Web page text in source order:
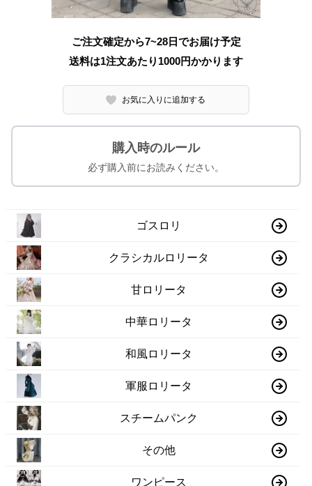
ご注文確定から7~28日でお届け予定
送料は1注文あたり 1000円かかります
お気に入りに追加する
購入時のルール
必ず購入前にお読みください。
ゴスロリ
クラシカルロリータ
甘ロリータ
中華ロリータ
和風ロリータ
軍服ロリータ
スチームパンク
その他
ワンピース